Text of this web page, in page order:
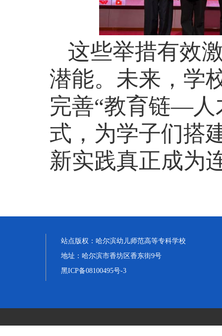
这些举措有效
潜能。 未来，学
完善“教育链—人
式，为学子们搭
新实践真正成为
站点版权： 哈尔滨幼儿师范高等专科学校
地址： 哈尔滨市香坊区香东街9号
黑ICP备08100495号-3